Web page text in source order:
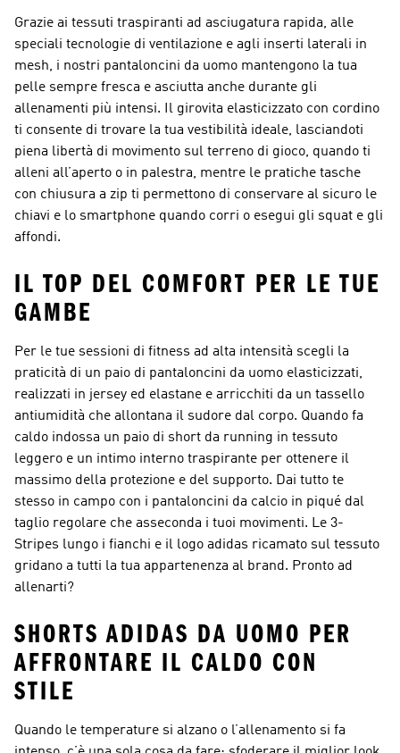
Grazie ai tessuti traspiranti ad asciugatura rapida, alle
speciali tecnologie di ventilazione e agli inserti laterali in
mesh, i nostri pantaloncini da uomo mantengono la tua
pelle sempre fresca e asciutta anche durante gli
allenamenti più intensi. Il girovita elasticizzato con cordino
ti consente di trovare la tua vestibilità ideale, lasciandoti
piena libertà di movimento sul terreno di gioco, quando ti
alleni all’aperto o in palestra, mentre le pratiche tasche
con chiusura a zip ti permettono di conservare al sicuro le
chiavi e lo smartphone quando corri o esegui gli squat e gli
affondi.
IL TOP DEL COMFORT PER LE TUE
GAMBE
Per le tue sessioni di fitness ad alta intensità scegli la
praticità di un paio di pantaloncini da uomo elasticizzati,
realizzati in jersey ed elastane e arricchiti da un tassello
antiumidità che allontana il sudore dal corpo. Quando fa
caldo indossa un paio di short da running in tessuto
leggero e un intimo interno traspirante per ottenere il
massimo della protezione e del supporto. Dai tutto te
stesso in campo con i pantaloncini da calcio in piqué dal
taglio regolare che asseconda i tuoi movimenti. Le 3-
Stripes lungo i fianchi e il logo adidas ricamato sul tessuto
gridano a tutti la tua appartenenza al brand. Pronto ad
allenarti?
SHORTS ADIDAS DA UOMO PER
AFFRONTARE IL CALDO CON
STILE
Quando le temperature si alzano o l’allenamento si fa